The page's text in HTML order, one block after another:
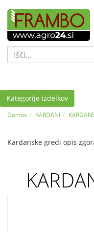
Nazaj en nivo
VRSTA 1
VRSTA 3
Nazaj en nivo
VRSTA 1
VRSTA 3
Nazaj en nivo
VRSTA 1
VRSTA 3
Kategorije izdelkov
Domov KARDANI
Kardanske gredi opis